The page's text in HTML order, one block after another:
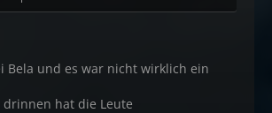
Bela und es war nicht wirklich ein
drinnen hat die Leute